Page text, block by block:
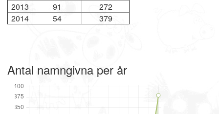
2013
91
272
2014
54 379
Antal namngivna per år